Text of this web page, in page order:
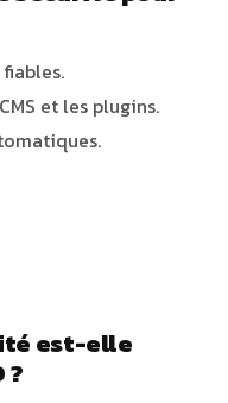
et les plugins.
est-elle
?